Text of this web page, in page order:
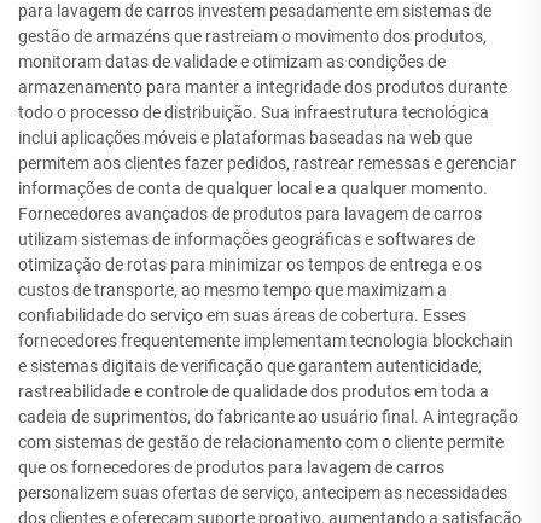
para lavagem de carros investem pesadamente em sistemas de
gestão de armazéns que rastreiam o movimento dos produtos,
monitoram datas de validade e otimizam as condições de
armazenamento para manter a integridade dos produtos durante
todo o processo de distribuição. Sua infraestrutura tecnológica
inclui aplicações móveis e plataformas baseadas na web que
permitem aos clientes fazer pedidos, rastrear remessas e gerenciar
informações de conta de qualquer local e a qualquer momento.
Fornecedores avançados de produtos para lavagem de carros
utilizam sistemas de informações geográficas e softwares de
otimização de rotas para minimizar os tempos de entrega e os
custos de transporte, ao mesmo tempo que maximizam a
confiabilidade do serviço em suas áreas de cobertura. Esses
fornecedores frequentemente implementam tecnologia blockchain
e sistemas digitais de verificação que garantem autenticidade,
rastreabilidade e controle de qualidade dos produtos em toda a
cadeia de suprimentos, do fabricante ao usuário final. A integração
com sistemas de gestão de relacionamento com o cliente permite
que os fornecedores de produtos para lavagem de carros
personalizem suas ofertas de serviço, antecipem as necessidades
dos clientes e ofereçam suporte proativo, aumentando a satisfação